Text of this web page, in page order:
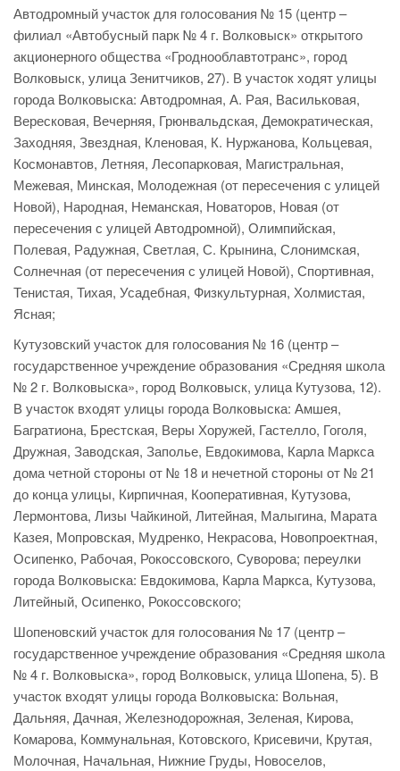
Автодромный участок для голосования № 15 (центр –
филиал «Автобусный парк № 4 г. Волковыск» открытого
акционерного общества «Гроднооблавтотранс», город
Волковыск, улица Зенитчиков, 27). В участок ходят улицы
города Волковыска: Автодромная, А. Рая, Васильковая,
Вересковая, Вечерняя, Грюнвальдская, Демократическая,
Заходняя, Звездная, Кленовая, К. Нуржанова, Кольцевая,
Космонавтов, Летняя, Лесопарковая, Магистральная,
Межевая, Минская, Молодежная (от пересечения с улицей
Новой), Народная, Неманская, Новаторов, Новая (от
пересечения с улицей Автодромной), Олимпийская,
Полевая, Радужная, Светлая, С. Крынина, Слонимская,
Солнечная (от пересечения с улицей Новой), Спортивная,
Тенистая, Тихая, Усадебная, Физкультурная, Холмистая,
Ясная;
Кутузовский участок для голосования № 16 (центр –
государственное учреждение образования «Средняя школа
№ 2 г. Волковыска», город Волковыск, улица Кутузова, 12).
В участок входят улицы города Волковыска: Амшея,
Багратиона, Брестская, Веры Хоружей, Гастелло, Гоголя,
Дружная, Заводская, Заполье, Евдокимова, Карла Маркса
дома четной стороны от № 18 и нечетной стороны от № 21
до конца улицы, Кирпичная, Кооперативная, Кутузова,
Лермонтова, Лизы Чайкиной, Литейная, Малыгина, Марата
Казея, Мопровская, Мудренко, Некрасова, Новопроектная,
Осипенко, Рабочая, Рокоссовского, Суворова; переулки
города Волковыска: Евдокимова, Карла Маркса, Кутузова,
Литейный, Осипенко, Рокоссовского;
Шопеновский участок для голосования № 17 (центр –
государственное учреждение образования «Средняя школа
№ 4 г. Волковыска», город Волковыск, улица Шопена, 5). В
участок входят улицы города Волковыска: Вольная,
Дальняя, Дачная, Железнодорожная, Зеленая, Кирова,
Комарова, Коммунальная, Котовского, Крисевичи, Крутая,
Молочная, Начальная, Нижние Груды, Новоселов,